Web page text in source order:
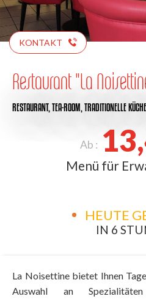
KONTAKT
Restaurant "La
RESTAURANT, TEA-ROOM, TRADITIONELLE KÜCHE
Ab :
Menü für
HEUTE
IN 6
La Noisettine bietet Ihnen
Auswahl an